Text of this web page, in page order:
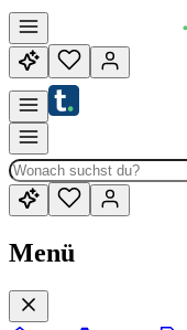
Menü